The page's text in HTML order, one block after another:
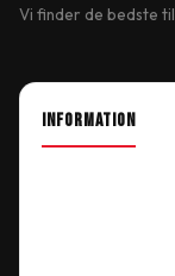
Vi finder de bedste
INFORMATION